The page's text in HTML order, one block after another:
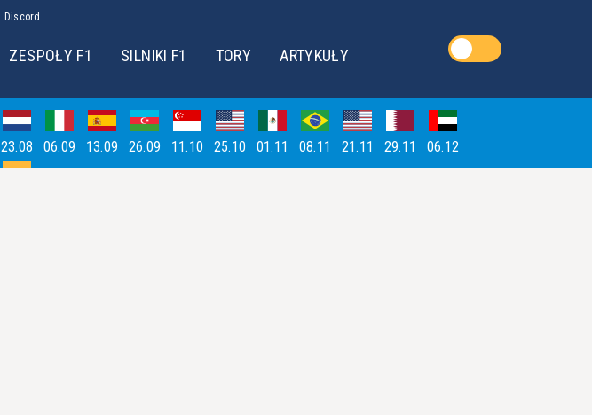
Discord
ZESPOŁY F1 SILNIKI F1 TORY ARTYKUŁY
23.08 06.09 13.09 26.09 11.10 25.10 01.11 08.11 21.11 29.11 06.12